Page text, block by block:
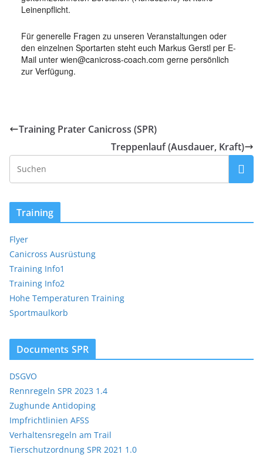
Leinenpflicht.
Für generelle Fragen zu unseren Veranstaltungen oder
den einzelnen Sportarten steht euch Markus Gerstl per E-
Mail unter wien@canicross-coach.com gerne persönlich
zur Verfügung.
Training Prater Canicross (SPR)
Treppenlauf (Ausdauer, Kraft)
Training
Flyer
Canicross Ausrüstung
Training Info1
Training Info2
Hohe Temperaturen Training
Sportmaulkorb
Documents SPR
DSGVO
Rennregeln SPR 2023 1.4
Zughunde Antidoping
Impfrichtlinien AFSS
Verhaltensregeln am Trail
Tierschutzordnung SPR 2021 1.0